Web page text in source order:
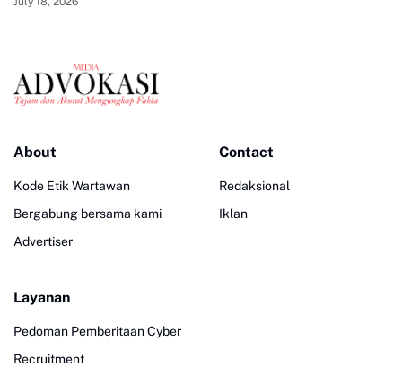
About
Kode Etik Wartawan
Bergabung bersama kami
Advertiser
Contact
Redaksional
Iklan
Layanan
Pedoman Pemberitaan Cyber
Recruitment